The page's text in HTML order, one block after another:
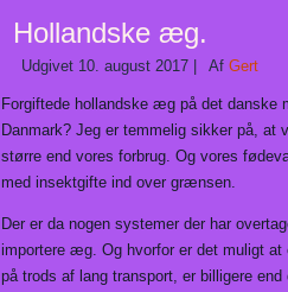
Hollandske æg.
Udgivet 10. august 2017 Af Gert
Forgiftede hollandske æg på det
Danmark? Jeg er temmelig sikker på,
større end vores forbrug. Og vores
med insektgifte ind over grænsen.
Der er da nogen systemer der har
importere æg. Og hvorfor er det muligt
på trods af lang transport, er billigere